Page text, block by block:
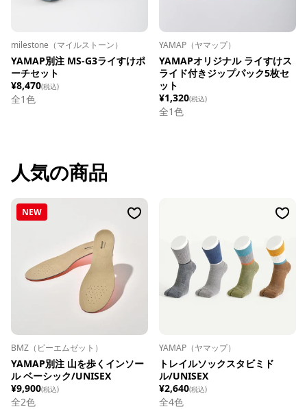
milestone（マイルストーン）
YAMAP別注 MS-G3ライすけポ
ーチセット
¥8,470(税込)
全1色
YAMAP（ヤマップ）
YAMAPオリジナル ライすけス
ライド付きジップパック5枚セ
ット
¥1,320(税込)
全1色
人気の商品
NEW
BMZ（ビーエムゼット）
YAMAP別注 山を歩くインソー
ル ベーシック/UNISEX
¥9,900(税込)
全2色
YAMAP（ヤマップ）
トレイルソックスタビミド
ル/UNISEX
¥2,640(税込)
全4色